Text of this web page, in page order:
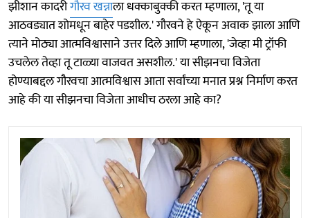
झीशान कादरीगौरव खन्नाला धक्काबुक्की करत म्हणाला, 'तू या
आठवड्यात शोमधून बाहेर पडशील.' गौरवने हे ऐकून अवाक झाला आणि
त्याने मोठ्या आत्मविश्वासाने उत्तर दिले आणि म्हणाला, 'जेव्हा मी ट्रॉफी
उचलेल तेव्हा तू टाळ्या वाजवत असशील.' या सीझनचा विजेता
होण्याबद्दल गौरवचा आत्मविश्वास आता सर्वांच्या मनात प्रश्न निर्माण करत
आहे की या सीझनचा विजेता आधीच ठरला आहे का?